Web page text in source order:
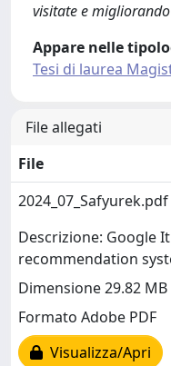
visitate e
Appare nelle
Tesi di laurea
File allegati
File
2024_07_Safyurek.pdf
Descrizione: Google
recommendation
Dimensione 29.82 MB
Formato Adobe PDF
Visualizza/Apri